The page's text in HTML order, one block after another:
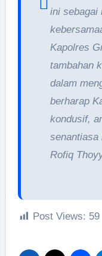
ini sebagai
Kapolres
tambahan
dalam
berharap
kondusif,
senantiasa
Rofiq
Post Views: 59